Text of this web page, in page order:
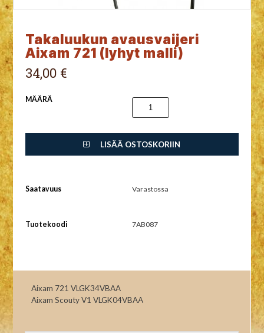
Takaluukun avausvaijeri
Aixam 721 (lyhyt malli)
34,00 €
MÄÄRÄ
LISÄÄ OSTOSKORIIN
Saatavuus Varastossa
Tuotekoodi 7AB087
Aixam 721 VLGK34VBAA
Aixam Scouty V1 VLGK04VBAA